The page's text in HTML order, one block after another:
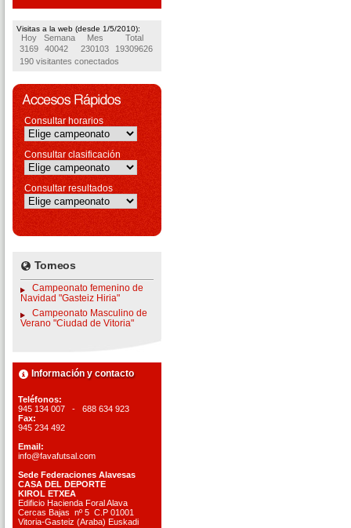
Visitas a la web (desde 1/5/2010):
Hoy Semana Mes
Total
3169
40042 230103
19309626
190 visitantes conectados
Consultar horarios
Consultar clasificación
Consultar resultados
Torneos
Campeonato femenino de
Navidad "Gasteiz Hiria"
Campeonato Masculino de
Verano "Ciudad de Vitoria"
Información y contacto
Teléfonos:
945 134 007 - 688 634 923
Fax:
945 234 492
Email:
info@favafutsal.com
Sede Federaciones Alavesas
CASA DEL DEPORTE
KIROL ETXEA
Edificio Hacienda Foral Alava
Cercas Bajas nº 5 C.P 01001
Vitoria-Gasteiz (Araba) Euskadi